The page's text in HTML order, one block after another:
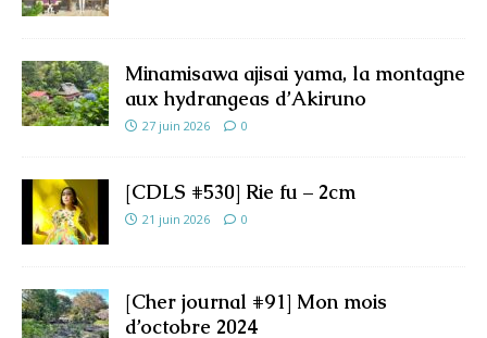
Minamisawa ajisai yama, la montagne
aux hydrangeas d’Akiruno
27 juin 2026 0
[CDLS #530] Rie fu – 2cm
21 juin 2026 0
[Cher journal #91] Mon mois
d’octobre 2024